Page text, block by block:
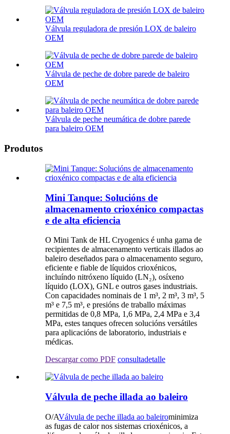
Válvula reguladora de presión LOX de baleiro
OEM
Válvula de peche de dobre parede de baleiro
OEM
Válvula de peche neumática de dobre parede
para baleiro OEM
Produtos
Mini Tanque: Solucións de
almacenamento crioxénico compactas
e de alta eficiencia
O Mini Tank de HL Cryogenics é unha gama de
recipientes de almacenamento verticais illados ao
baleiro deseñados para o almacenamento seguro,
eficiente e fiable de líquidos crioxénicos,
incluíndo nitróxeno líquido (LN₂), osíxeno
líquido (LOX), GNL e outros gases industriais.
Con capacidades nominais de 1 m³, 2 m³, 3 m³, 5
m³ e 7,5 m³, e presións de traballo máximas
permitidas de 0,8 MPa, 1,6 MPa, 2,4 MPa e 3,4
MPa, estes tanques ofrecen solucións versátiles
para aplicacións de laboratorio, industriais e
médicas.
Descargar como PDF consultadetalle
Válvula de peche illada ao baleiro
O/AVálvula de peche illada ao baleirominimiza
as fugas de calor nos sistemas crioxénicos, a